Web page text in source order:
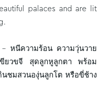
palaces and are lit
หนีความร้อน ความวุ่นวาย
ขียวขจี สุดลูกหูลูกตา พร้อม
ชมสวนองุ่นลูกโต หรือขี่ช้าง